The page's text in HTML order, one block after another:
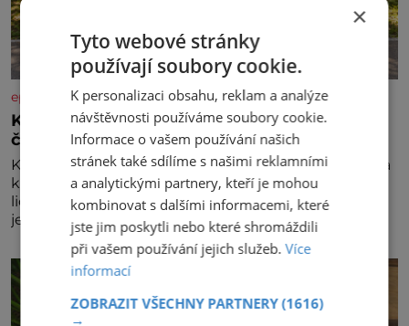
epochaplus.cz
Kufr, který se konečně rozjede. Proč lidé
čekají na kolečka téměř pět tisíc let?
Kolo patří k nejstarším vynálezům lidstva, ale kufr na
kolečkách se objevuje až ve 20. století. Po tisíce let
lidé vláčejí těžká zavazadla v rukou, na zádech nebo
je nakládají na povozy. Stačí přitom jediný nápad,
připevnit ke kufru kolečka. Jenže právě ten nikdo
dlouho nedostane. Až jednou se na letišti ozve věta,
která změní
×
Tyto webové stránky
používají soubory cookie.
K personalizaci obsahu, reklam a analýze
návštěvnosti používáme soubory cookie.
Informace o vašem používání našich
stránek také sdílíme s našimi reklamními
a analytickými partnery, kteří je mohou
kombinovat s dalšími informacemi, které
jste jim poskytli nebo které shromáždili
při vašem používání jejich služeb.Více
informací
ZOBRAZIT VŠECHNY PARTNERY(1616)
→